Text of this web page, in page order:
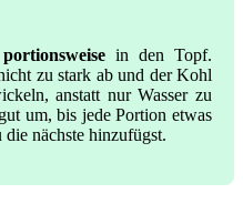
portionsweise in den Topf.
zu stark ab und der Kohl
anstatt nur Wasser zu
um, bis jede Portion etwas
nächste hinzufügst.